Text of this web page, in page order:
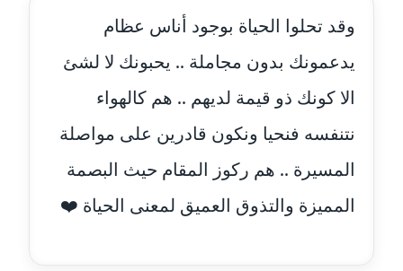
مدونة احمد كريدي
عاملة
مدونة أحمد مليجي
عاملة
مدونة اريج الشرفا
وقد تحلوا الحياة بوجود أناس عظام
يدعمونك بدون مجاملة .. يحبونك لا لشئ
الا كونك ذو قيمة لديهم .. هم كالهواء
نتنفسه فنحيا ونكون قادرين على مواصلة
المسيرة .. هم ركوز المقام حيث البصمة
المميزة والتذوق العميق لمعنى الحياة ❤️